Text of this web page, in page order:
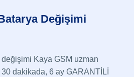
Değişimi
Kaya GSM uzman
dakikada, 6 ay GARANTİLİ